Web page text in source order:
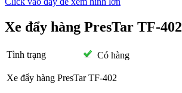
Xe đẩy hàng PresTar TF-402
Tình trạng Có hàng
Xe đẩy hàng PresTar TF-402